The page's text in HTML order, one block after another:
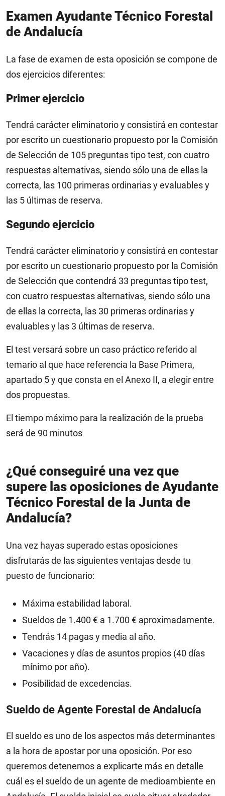
Examen Ayudante Técnico Forestal
de Andalucía
La fase de examen de esta oposición se compone de
dos ejercicios diferentes:
Primer ejercicio
Tendrá carácter eliminatorio y consistirá en contestar
por escrito un cuestionario propuesto por la Comisión
de Selección de 105 preguntas tipo test, con cuatro
respuestas alternativas, siendo sólo una de ellas la
correcta, las 100 primeras ordinarias y evaluables y
las 5 últimas de reserva.
Segundo ejercicio
Tendrá carácter eliminatorio y consistirá en contestar
por escrito un cuestionario propuesto por la Comisión
de Selección que contendrá 33 preguntas tipo test,
con cuatro respuestas alternativas, siendo sólo una
de ellas la correcta, las 30 primeras ordinarias y
evaluables y las 3 últimas de reserva.
El test versará sobre un caso práctico referido al
temario al que hace referencia la Base Primera,
apartado 5 y que consta en el Anexo II, a elegir entre
dos propuestas.
El tiempo máximo para la realización de la prueba
será de 90 minutos
¿Qué conseguiré una vez que
supere las oposiciones de Ayudante
Técnico Forestal de la Junta de
Andalucía?
Una vez hayas superado estas oposiciones
disfrutarás de las siguientes ventajas desde tu
puesto de funcionario:
Máxima estabilidad laboral.
Sueldos de 1.400 € a 1.700 € aproximadamente.
Tendrás 14 pagas y media al año.
Vacaciones y días de asuntos propios (40 días
mínimo por año).
Posibilidad de excedencias.
Sueldo de Agente Forestal de Andalucía
El sueldo es uno de los aspectos más determinantes
a la hora de apostar por una oposición. Por eso
queremos detenernos a explicarte más en detalle
cuál es el sueldo de un agente de medioambiente en